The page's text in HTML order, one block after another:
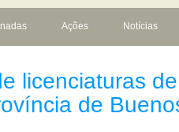
Ações Notícias
licenciaturas
de